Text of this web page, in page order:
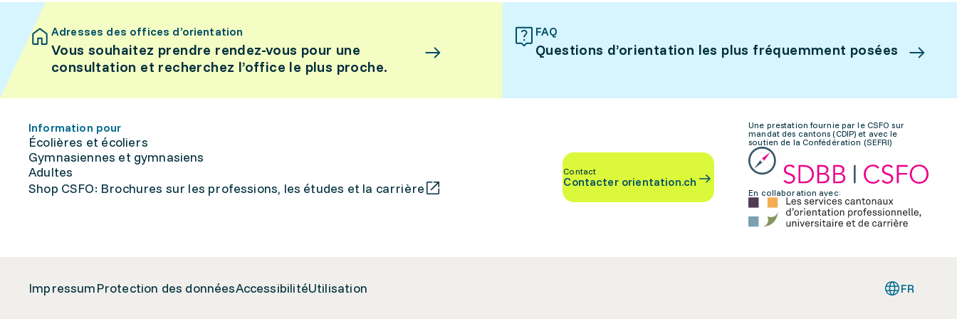
Adresses des offices d’orientation
Vous souhaitez prendre rendez-vous pour une
consultation et recherchez l’office le plus proche.
FAQ
Questions d’orientation les plus fréquemment posées
Information pour
Écolières et écoliers
Gymnasiennes et gymnasiens
Adultes
Shop CSFO: Brochures sur les professions, les études et la carrière
Contact
Contacter orientation.ch
Une prestation fournie par le CSFO sur
mandat des cantons (CDIP) et avec le
soutien de la Confédération (SEFRI)
En collaboration avec:
ImpressumProtection des donnéesAccessibilitéUtilisation FR